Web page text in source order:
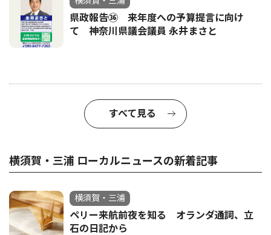
県政報告㊱ 来年度への予算提言に向け
て 神奈川県議会議員 永井まさと
すべて見る
横須賀・三浦 ローカルニュースの新着記事
横須賀・三浦
ペリー来航前夜を知る オランダ通詞、立
石の日記から